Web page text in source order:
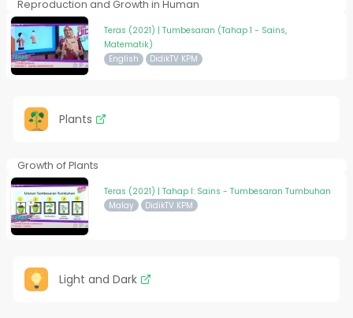
Reproduction and Growth in Human
Teras (2021) | Tumbesaran (Tahap 1 - Sains,
Matematik)
English DidikTV KPM
Plants
Growth of Plants
Teras (2021) | Tahap I: Sains - Tumbesaran Tumbuhan
Malay DidikTV KPM
Light and Dark